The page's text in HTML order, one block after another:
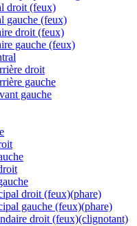
droit (feux)
gauche (feux)
droit (feux)
gauche (feux)
droit
gauche
gauche
droit (feux)(phare)
gauche (feux)(phare)
droit (feux)(clignotant)